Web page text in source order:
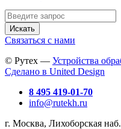
Искать
Связаться с нами
© Рутех — Устройства
Сделано в United Design
8 495 419-01-70
info@rutekh.ru
г. Москва, Лихоборская